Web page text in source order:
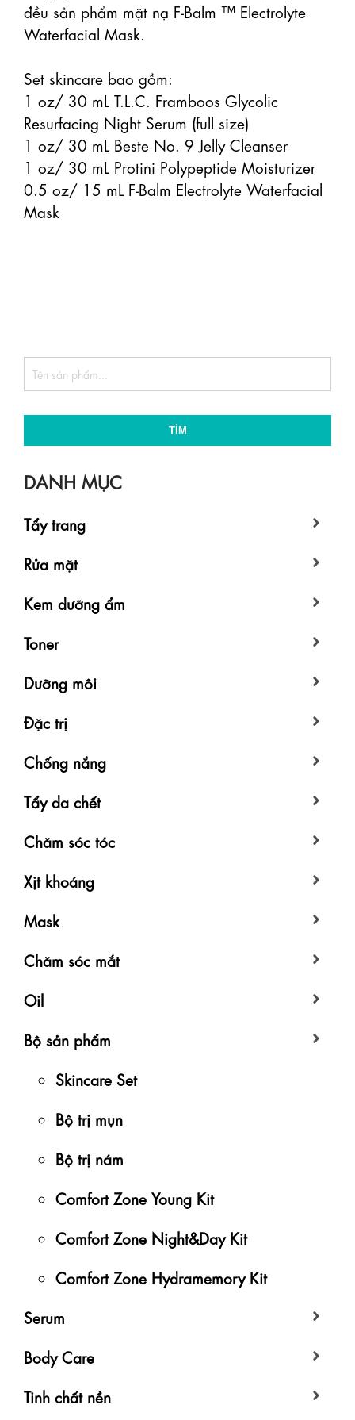
đều sản phẩm mặt nạ F-Balm ™ Electrolyte
Waterfacial Mask.
Set skincare bao gồm:
1 oz/ 30 mL T.L.C. Framboos Glycolic
Resurfacing Night Serum (full size)
1 oz/ 30 mL Beste No. 9 Jelly Cleanser
1 oz/ 30 mL Protini Polypeptide Moisturizer
0.5 oz/ 15 mL F-Balm Electrolyte Waterfacial
Mask
TÌM
DANH MỤC
Tẩy trang
Rửa mặt
Kem dưỡng ẩm
Toner
Dưỡng môi
Đặc trị
Chống nắng
Tẩy da chết
Chăm sóc tóc
Xịt khoáng
Mask
Chăm sóc mắt
Oil
Bộ sản phẩm
Skincare Set
Bộ trị mụn
Bộ trị nám
Comfort Zone Young Kit
Comfort Zone Night&Day Kit
Comfort Zone Hydramemory Kit
Serum
Body Care
Tinh chất nền